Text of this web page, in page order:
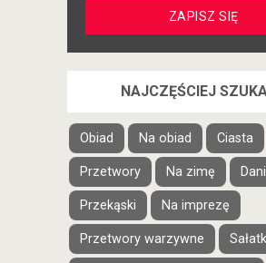
NAJCZĘŚCIEJ
Obiad Na obiad Ciasta
Przetwory Na zimę
Przekąski Na imprezę
Przetwory warzywne